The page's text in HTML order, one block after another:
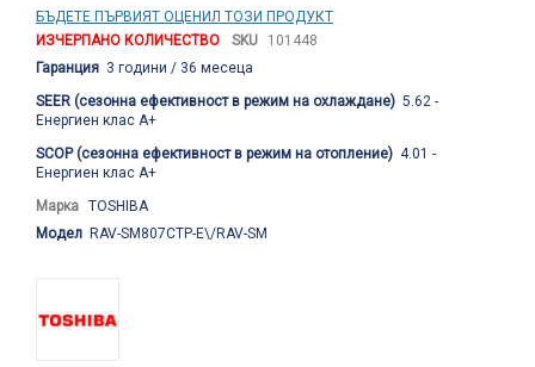
БЪДЕТЕ ПЪРВИЯТ ОЦЕНИЛ ТОЗИ ПРОДУКТ
ИЗЧЕРПАНО КОЛИЧЕСТВО
SKU
101448
Гаранция 3 години / 36 месеца
SEER (сезонна ефективност в режим на охлаждане) 5.62 -
Енергиен клас A+
SCOP (сезонна ефективност в режим на отопление) 4.01 -
Енергиен клас А+
Марка TOSHIBA
Модел RAV-SM807CTP-E\/RAV-SM